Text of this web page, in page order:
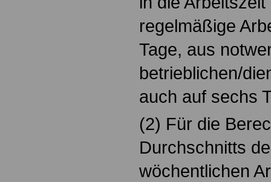
regelmäßige
Tage, aus
betrieblichen/
auch auf sechs
(2) Für die
Durchschnitts
wöchentlichen